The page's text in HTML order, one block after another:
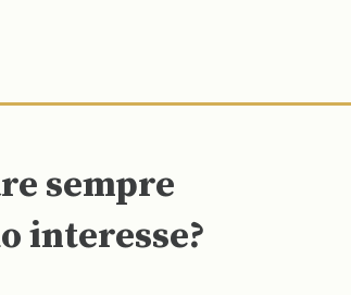
sempre
interesse?